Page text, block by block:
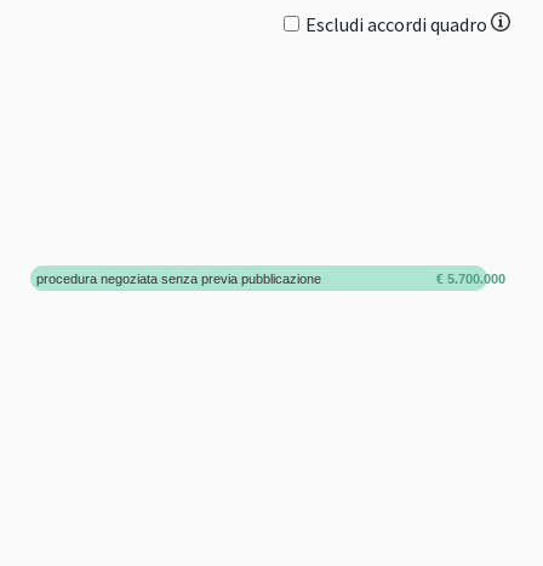
Escludi accordi quadro
procedura negoziata senza previa pubblicazione € 5.700.000